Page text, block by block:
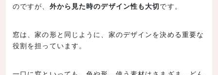
のですが、 外から見た時のデザイン性も大切です。
窓は、家の形と同じように、家のデザインを決める重要な
役割を担っています。